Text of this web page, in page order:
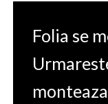
Folia se